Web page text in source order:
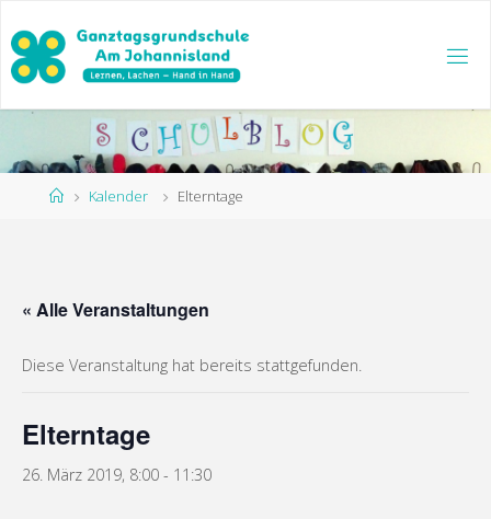
Inhalt
springen
StartKalender Elterntage
« Alle Veranstaltungen
Diese Veranstaltung hat bereits stattgefunden.
Elterntage
26. März 2019, 8:00 - 11:30